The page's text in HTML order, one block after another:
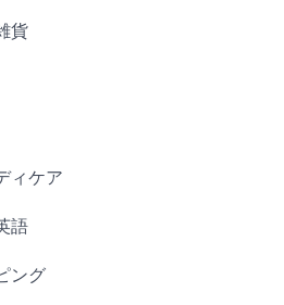
貨
ィケア
語
ング